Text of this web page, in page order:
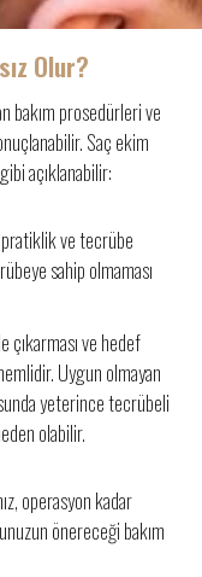
Olur?
bakım prosedürleri ve
Saç ekim
açıklanabilir:
ve tecrübe
sahip olmaması
çıkarması ve hedef
Uygun olmayan
yeterince tecrübeli
olabilir.
operasyon kadar
önereceği bakım